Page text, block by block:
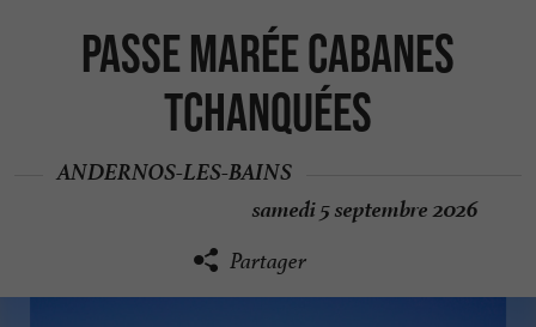
Passe Marée Cabanes
tchanquées
ANDERNOS-LES-BAINS
samedi 5 septembre 2026
Partager